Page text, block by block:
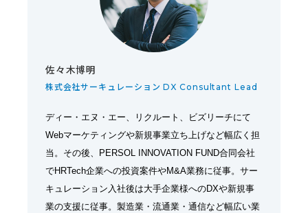
佐々木博明
株式会社サーキュレーション DX Consultant Lead
ディー・エヌ・エー、リクルート、ビズリーチにて
Webマーケティングや新規事業立ち上げなど幅広く担
当。その後、PERSOL INNOVATION FUND合同会社
でHRTech企業への投資案件やM&A業務に従事。サー
キュレーション入社後は大手企業様へのDXや新規事
業の支援に従事。製造業・流通業・通信など幅広い業